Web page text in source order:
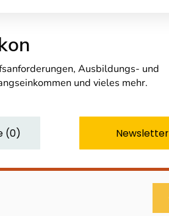
Ausbildungs- und
und vieles mehr.
(0) Newsletter